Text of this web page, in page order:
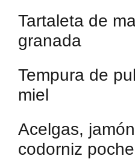
Tartaleta de
granada
Tempura de
miel
Acelgas,
codorniz poche